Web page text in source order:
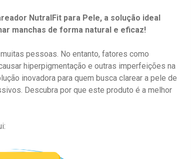
NutralFit para Pele, a solução ideal
manchas de forma natural e eficaz!
pessoas. No entanto, fatores como
hiperpigmentação e outras imperfeições na
inovadora para quem busca clarear a pele de
Descubra por que este produto é a melhor